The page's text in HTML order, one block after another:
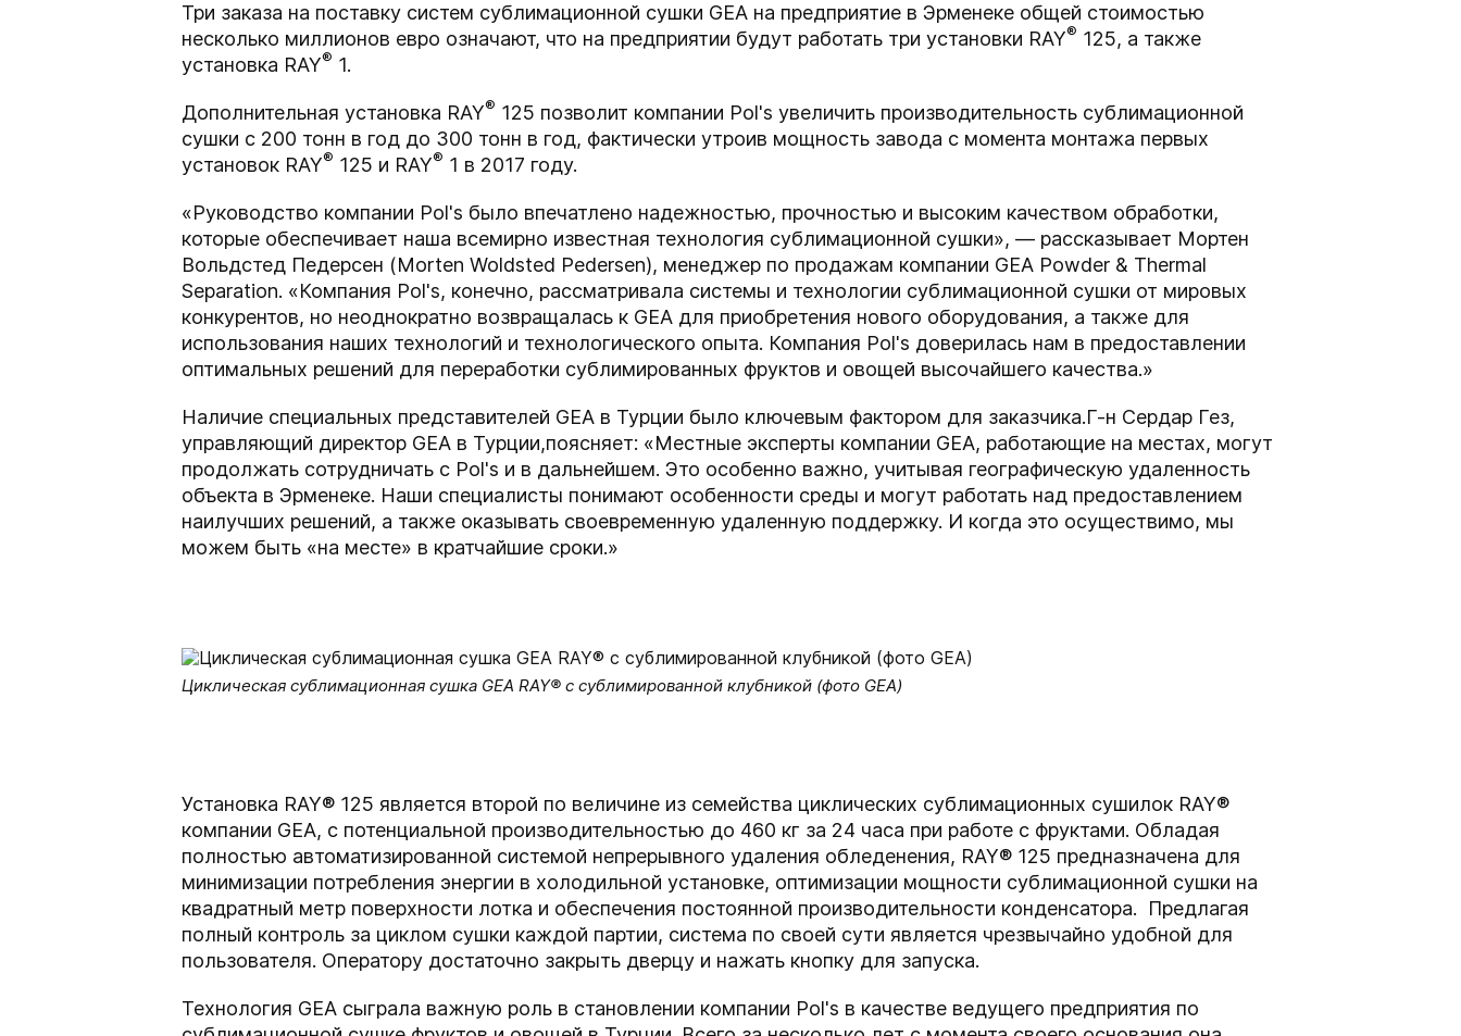
Три заказа на поставку систем сублимационной сушки GEA на предприятие в Эрменеке общей стоимостью
несколько миллионов евро означают, что на предприятии будут работать три установки RAY® 125, а также
установка RAY® 1.
Дополнительная установка RAY® 125 позволит компании Pol's увеличить производительность сублимационной
сушки с 200 тонн в год до 300 тонн в год, фактически утроив мощность завода с момента монтажа первых
установок RAY® 125 и RAY® 1 в 2017 году.
«Руководство компании Pol's было впечатлено надежностью, прочностью и высоким качеством обработки,
которые обеспечивает наша всемирно известная технология сублимационной сушки», — рассказывает Мортен
Вольдстед Педерсен (Morten Woldsted Pedersen), менеджер по продажам компании GEA Powder & Thermal
Separation. «Компания Pol's, конечно, рассматривала системы и технологии сублимационной сушки от мировых
конкурентов, но неоднократно возвращалась к GEA для приобретения нового оборудования, а также для
использования наших технологий и технологического опыта. Компания Pol's доверилась нам в предоставлении
оптимальных решений для переработки сублимированных фруктов и овощей высочайшего качества.»
Наличие специальных представителей GEA в Турции было ключевым фактором для заказчика.Г-н Сердар Гез,
управляющий директор GEA в Турции,поясняет: «Местные эксперты компании GEA, работающие на местах, могут
продолжать сотрудничать с Pol's и в дальнейшем. Это особенно важно, учитывая географическую удаленность
объекта в Эрменеке. Наши специалисты понимают особенности среды и могут работать над предоставлением
наилучших решений, а также оказывать своевременную удаленную поддержку. И когда это осуществимо, мы
можем быть «на месте» в кратчайшие сроки.»
Циклическая сублимационная сушка GEA RAY® с сублимированной клубникой (фото GEA)
Установка RAY® 125 является второй по величине из семейства циклических сублимационных сушилок RAY®
компании GEA, с потенциальной производительностью до 460 кг за 24 часа при работе с фруктами. Обладая
полностью автоматизированной системой непрерывного удаления обледенения, RAY® 125 предназначена для
минимизации потребления энергии в холодильной установке, оптимизации мощности сублимационной сушки на
квадратный метр поверхности лотка и обеспечения постоянной производительности конденсатора. Предлагая
полный контроль за циклом сушки каждой партии, система по своей сути является чрезвычайно удобной для
пользователя. Оператору достаточно закрыть дверцу и нажать кнопку для запуска.
Технология GEA сыграла важную роль в становлении компании Pol's в качестве ведущего предприятия по